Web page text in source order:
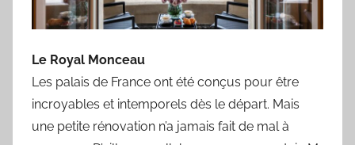
Le Royal Monceau
Les palais de France ont été conçus pour être
incroyables et intemporels dès le départ. Mais
une petite rénovation n’a jamais fait de mal à